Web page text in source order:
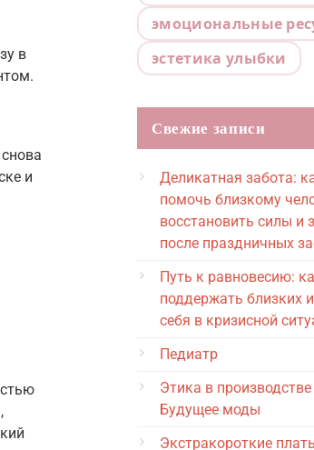
в
и
эмоциональные
эстетика улыбки
Свежие записи
Деликатная забота:
помочь близкому
восстановить силы и
после праздничных
Путь к равновесию:
поддержать близких
себя в кризисной
Педиатр
Этика в
Будущее моды
Экстракороткие